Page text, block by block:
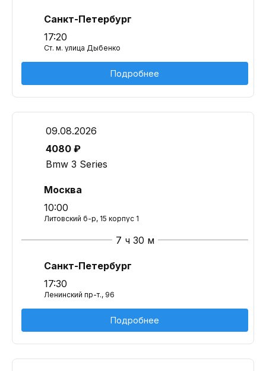
Санкт-Петербург
17:20
Ст. м. улица Дыбенко
Подробнее
09.08.2026
4080 ₽
Bmw 3 Series
Москва
10:00
Литовский б-р, 15 корпус 1
7 ч 30 м
Санкт-Петербург
17:30
Ленинский пр-т., 96
Подробнее